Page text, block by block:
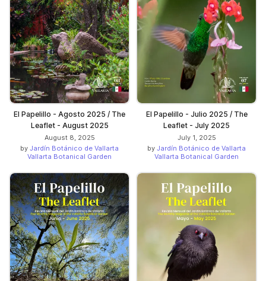
El Papelillo - Agosto 2025 / The
Leaflet - August 2025
August 8, 2025
by Jardín Botánico de Vallarta
Vallarta Botanical Garden
El Papelillo - Julio 2025 / The
Leaflet - July 2025
July 1, 2025
by Jardín Botánico de Vallarta
Vallarta Botanical Garden